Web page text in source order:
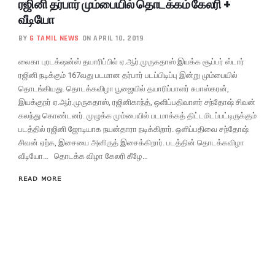
ரஜினி தர்பார் மும்பையில் தொடக்கம் கேலரி +
வீடியோ
BY G TAMIL NEWS ON APRIL 10, 2019
லைகா புரடக்‌ஷன்ஸ் தயாரிப்பில் ஏ.ஆர்.முருகதாஸ் இயக்க சூப்பர் ஸ்டார்
ரஜினி நடிக்கும் 167வது படமான தர்பார் படப்பிடிப்பு இன்று மும்பையில்
தொடங்கியது. தொடக்கவிழா பூஜையில் தயாரிப்பாளர் சுபாஸ்கரன்,
இயக்குநர் ஏ.ஆர்.முருகதாஸ், ரஜினிகாந்த், ஒளிப்பதிவாளர் சந்தோஷ் சிவன்
கலந்து கொண்டனர். முழுக்க மும்பையில் படமாக்கத் திட்டமிடப்பட்டிருக்கும்
படத்தில் ரஜினி ஜோடியாக நயன்தாரா நடிக்கிறார். ஒளிப்பதிவை சந்தோஷ்
சிவன் ஏற்க, இசையை அனிருத் இசைக்கிறார். படத்தின் தொடக்கவிழா
வீடியோ… தொடக்க விழா கேலரி கீழே…
READ MORE